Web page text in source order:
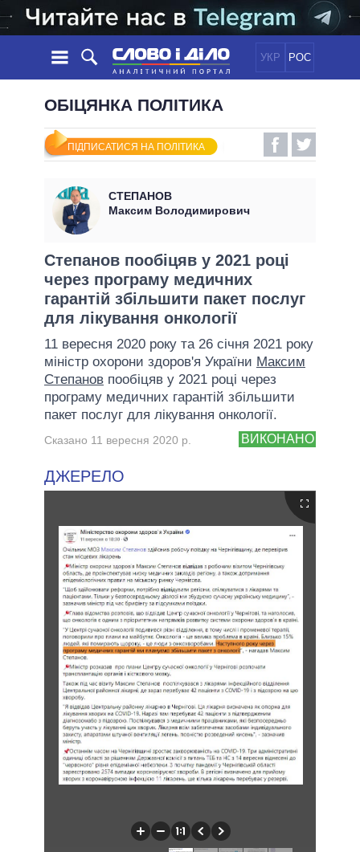
УКР РОС
НОВИНИ
СТРІЧКА
ПОДІЇ
СТАТТІ
ДУМКИ
ОГЛЯДИ
ДАЙДЖЕСТИ
ПОЛІТИКА
ЕКОНОМІКА
СВІТ
ОБIЦЯНКИ
УСІ ПОЛІТИКИ
ПРЕЗИДЕНТ І ОФІС
ВЕРХОВНА РАДА
КАБІНЕТ МІНІСТРІВ
ГОЛОВИ ОБЛАДМІНІСТРАЦІЙ
МЕРИ МІСТ
ВСІ ПЕРСОНИ
ІНФОГРАФІКА
ПІДТРИМАТИ
ПОРІВНЯННЯ ПОЛІТИКІВ
ОБІЦЯНКА ПОЛІТИКА
ПІДПИСАТИСЯ НА ПОЛІТИКА
СТЕПАНОВ
Максим Володимирович
Степанов пообіцяв у 2021 році
через програму медичних
гарантій збільшити пакет послуг
для лікування онкології
11 вересня 2020 року та 26 січня 2021 року
міністр охорони здоров'я України Максим
Степанов пообіцяв у 2021 році через
програму медичних гарантій збільшити
пакет послуг для лікування онкології.
ВИКОНАНО
Сказано 11 вересня 2020 р.
ДЖЕРЕЛО